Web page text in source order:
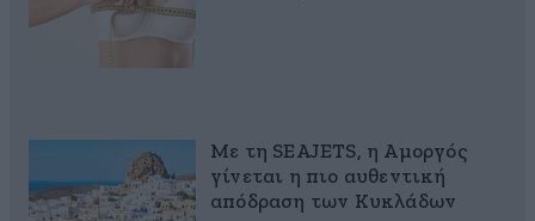
Με τη SEAJETS, η Αμοργός
γίνεται η πιο αυθεντική
απόδραση των Κυκλάδων